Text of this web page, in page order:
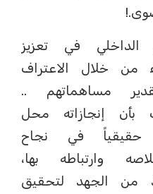
في تعزيز
من خلال الاعتراف
مساهماتهم ..
إنجازاته محل
حقيقياً في نجاح
وارتباطه بها،
من الجهد لتحقيق